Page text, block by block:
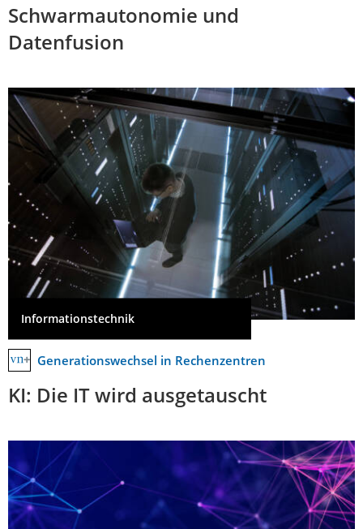
Schwarmautonomie und
Datenfusion
Informationstechnik
Generationswechsel in Rechenzentren
KI: Die IT wird ausgetauscht